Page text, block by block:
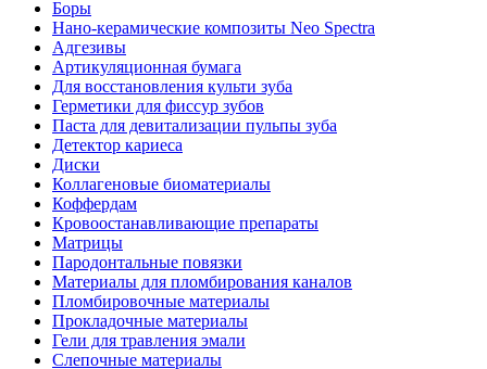
Боры
Нано-керамические композиты Neo Spectra
Адгезивы
Артикуляционная бумага
Для восстановления культи зуба
Герметики для фиссур зубов
Паста для девитализации пульпы зуба
Детектор кариеса
Диски
Коллагеновые биоматериалы
Коффердам
Кровоостанавливающие препараты
Матрицы
Пародонтальные повязки
Материалы для пломбирования каналов
Пломбировочные материалы
Прокладочные материалы
Гели для травления эмали
Слепочные материалы